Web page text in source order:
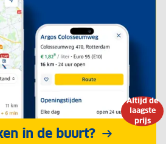
Altijd de
laagste
prijs
in de buurt?